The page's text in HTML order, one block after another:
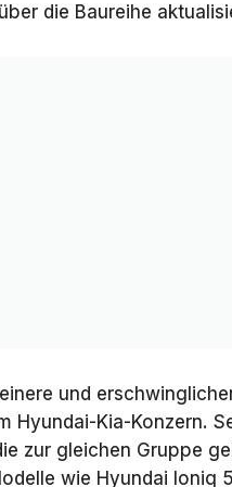
die Baureihe
und
Hyundai-Kia-Konzern.
zur gleichen Gruppe
wie Hyundai Ioniq